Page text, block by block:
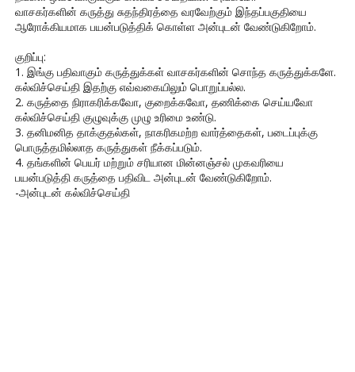
வாசகர்களின் கருத்து சுதந்திரத்தை வரவேற்கும் இந்தப்பகுதியை
ஆரோக்கியமாக பயன்படுத்திக் கொள்ள அன்புடன் வேண்டுகிறோம்.
குறிப்பு:
1. இங்கு பதிவாகும் கருத்துக்கள் வாசகர்களின் சொந்த கருத்துக்களே.
கல்விச்செய்தி இதற்கு எவ்வகையிலும் பொறுப்பல்ல.
2. கருத்தை நிராகரிக்கவோ, குறைக்கவோ, தணிக்கை செய்யவோ
கல்விச்செய்தி குழுவுக்கு முழு உரிமை உண்டு.
3. தனிமனித தாக்குதல்கள், நாகரிகமற்ற வார்த்தைகள், படைப்புக்கு
பொருத்தமில்லாத கருத்துகள் நீக்கப்படும்.
4. தங்களின் பெயர் மற்றும் சரியான மின்னஞ்சல் முகவரியை
பயன்படுத்தி கருத்தை பதிவிட அன்புடன் வேண்டுகிறோம்.
-அன்புடன் கல்விச்செய்தி